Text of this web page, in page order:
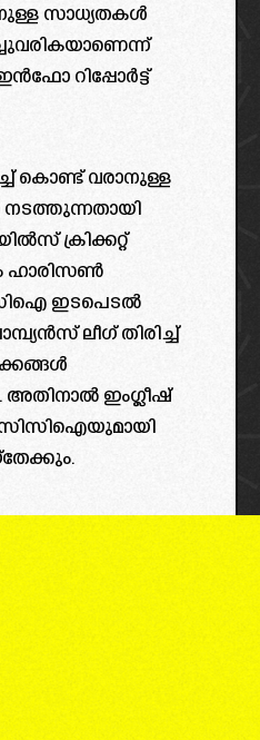
സാധ്യതകൾ
റിപ്പോർട്ട്
കൊണ്ട് വരാനുള്ള
ക്രിക്കറ്റ്
ഹാരിസൺ
ഇടപെടൽ
ലീഗ് തിരിച്ച്
ഇംഗ്ലീഷ്